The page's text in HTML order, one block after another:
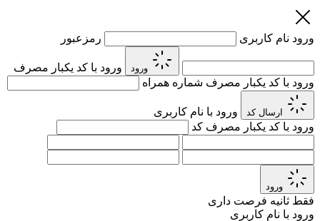
ورود نام کاربری رمزعبور
ورود
ورود با کد یکبار مصرف
ورود با کد یکبار مصرف شماره همراه
ارسال کد
ورود با نام کاربری
ورود با کد یکبار مصرف کد
ورود
فقط ثانیه فرصت داری
ورود با نام کاربری